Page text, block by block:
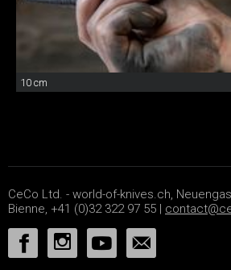
10 cm
CeCo Ltd. - world-of-knives.ch,
Bienne, +41 (0)32 322 97 55 |